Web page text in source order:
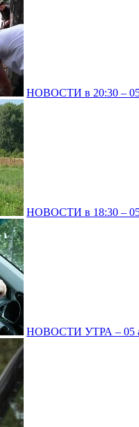
НОВОСТИ в 20:30 – 05
НОВОСТИ в 18:30 – 05
НОВОСТИ УТРА – 05